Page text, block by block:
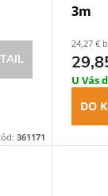
361171
3m
24,27 €
U Vás
DO